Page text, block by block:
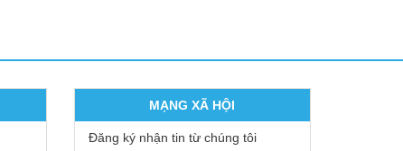
MẠNG XÃ HỘI
Đăng ký nhận tin từ chúng tôi